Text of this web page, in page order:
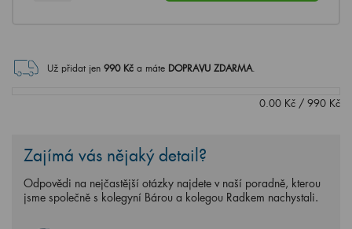
Už přidat jen 990Kč a máte DOPRAVU ZDARMA.
0.00 Kč / 990 Kč
Zajímá vás nějaký detail?
Odpovědi na nejčastější otázky najdete v naší poradně, kterou
jsme společně s kolegyní Bárou a kolegou Radkem nachystali.